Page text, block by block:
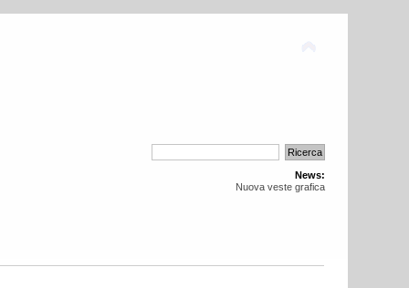
News:
Nuova veste grafica